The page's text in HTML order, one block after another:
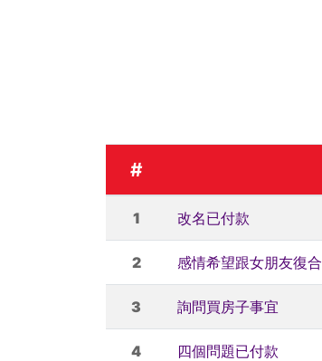
#
1 改名已付款
2 感情希望跟女朋友復合
3 詢問買房子事宜
4 四個問題已付款